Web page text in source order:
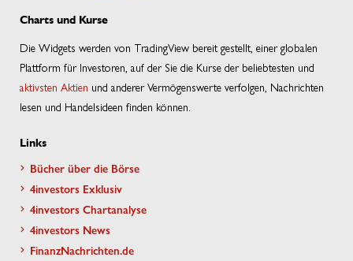
Charts und Kurse
Die Widgets werden von TradingView bereit gestellt, einer globalen
Plattform für Investoren, auf der Sie die Kurse der beliebtesten und
aktivsten Aktien und anderer Vermögenswerte verfolgen, Nachrichten
lesen und Handelsideen finden können.
Links
Bücher über die Börse
4investors Exklusiv
4investors Chartanalyse
4investors News
FinanzNachrichten.de